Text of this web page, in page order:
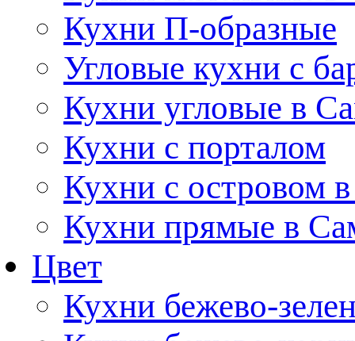
Кухни П-образные
Угловые кухни с
Кухни угловые в
Кухни с порталом
Кухни с островом
Кухни прямые в
Цвет
Кухни бежево-